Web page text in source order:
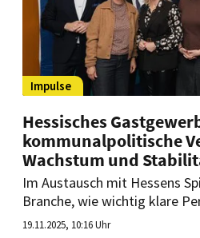
Impulse
Hessisches
kommunalpolitische
Wachstum und
Im Austausch mit Hessens
Branche, wie wichtig klare
Gastronomie und Hotellerie
19.11.2025, 10:16 Uhr